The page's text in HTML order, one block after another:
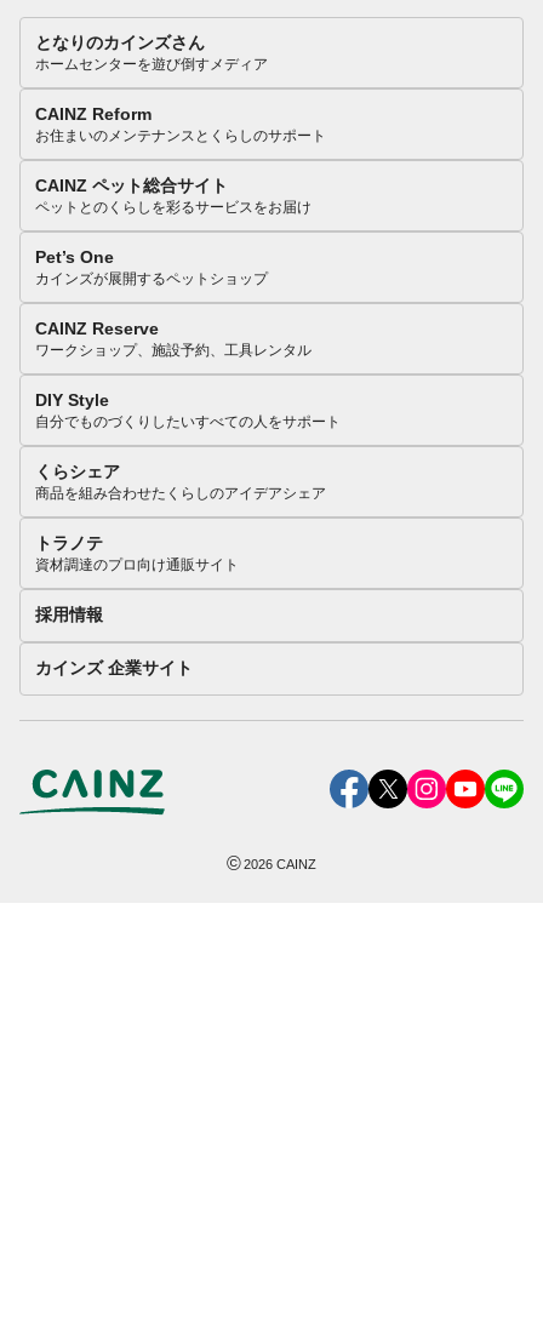
となりのカインズさん
ホームセンターを遊び倒すメディア
CAINZ Reform
お住まいのメンテナンスとくらしのサポート
CAINZ ペット総合サイト
ペットとのくらしを彩るサービスをお届け
Pet’s One
カインズが展開するペットショップ
CAINZ Reserve
ワークショップ、施設予約、工具レンタル
DIY Style
自分でものづくりしたいすべての人をサポート
くらシェア
商品を組み合わせたくらしのアイデアシェア
トラノテ
資材調達のプロ向け通販サイト
採用情報
カインズ 企業サイト
©2026 CAINZ